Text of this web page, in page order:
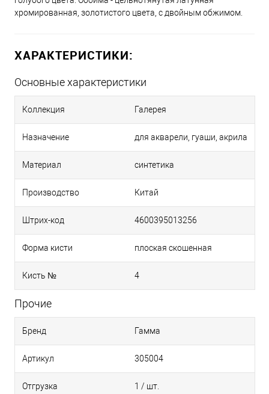
хромированная, золотистого цвета, с двойным обжимом.
ХАРАКТЕРИСТИКИ:
Основные характеристики
Коллекция Галерея
Назначение для акварели, гуаши, акрила
Материал синтетика
Производство Китай
Штрих-код 4600395013256
Форма кисти плоская скошенная
Кисть № 4
Прочие
Бренд Гамма
Артикул 305004
Отгрузка 1 / шт.